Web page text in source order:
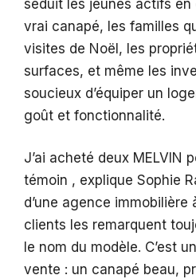
séduit les jeunes actifs
vrai canapé, les familles
visites de Noël, les
surfaces, et même les
soucieux d’équiper un
goût et fonctionnalité.
J’ai acheté deux MELVIN
témoin , explique Sophie
d’une agence immobilière
clients les remarquent
le nom du modèle. C’est
vente : un canapé beau,